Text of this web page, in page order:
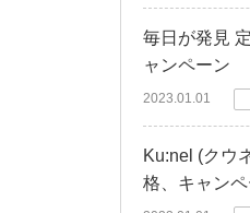
毎日が発見
ャンペーン
2023.01.01
Ku:nel (クウ
格、キャン